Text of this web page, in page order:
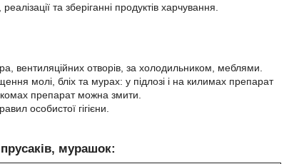
та зберіганні продуктів харчування.
вентиляційних отворів, за холодильником, меблями.
молі, бліх та мурах: у підлозі і на килимах препарат
препарат можна змити.
особистої гігієни.
мурашок: